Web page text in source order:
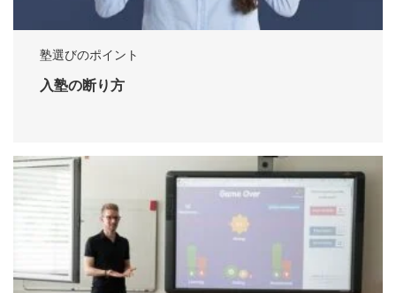
塾選びのポイント
入塾の断り方